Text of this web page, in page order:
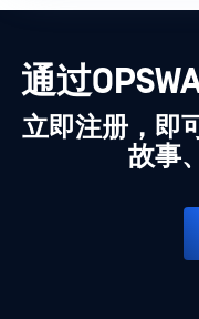
通过
立即注册，即
故事